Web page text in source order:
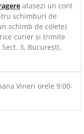
atasezi un cont
schimburi de
schimb de colete)
curier și trimite
3, București,
Vineri orele 9:00-